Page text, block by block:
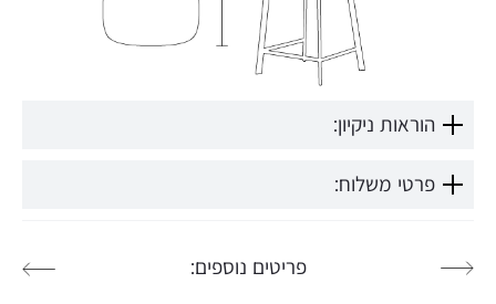
הוראות ניקיון:
פרטי משלוח:
פריטים נוספים: